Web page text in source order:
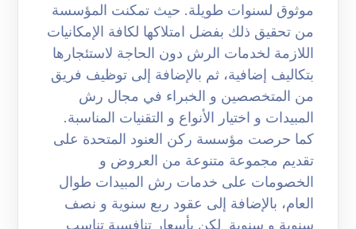
موثوق لسنوات طويلة. حيث تمكنت المؤسسة
من تحقيق ذلك بفضل امتلاكها لكافة الإمكانيات
اللازمة لخدمات الرش دون الحاجة لاستئجارها
بتكاليف إضافية، ثم بالإضافة إلى توظيف فريق
من المتخصصين و الخبراء في مجال رش
المبيدات و اختيار الأنواع و التقنيات المناسبة.
كما حرصت مؤسسة ركن العنود المتحدة على
تقديم مجموعة متنوعة من العروض و
الخصومات على خدمات رش المبيدات طوال
العام، بالإضافة إلى عقود ربع سنوية و نصف
سنوية و سنوية لكن بأسعار تنافسية تناسب